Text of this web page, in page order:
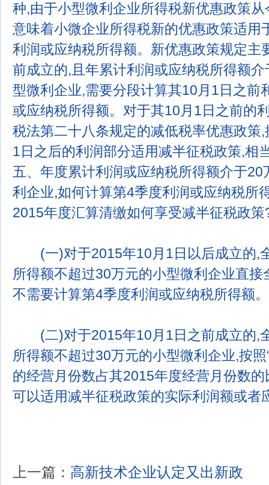
种,由于小型微利企业所得税新优惠政策
意味着小微企业所得税新的优惠政策适用
利润或应纳税所得额。新优惠政策规定主
前成立的,且年累计利润或应纳税所得额
型微利企业,需要分段计算其10月1日之前
或应纳税所得额。对于其10月1日之前的
税法第二十八条规定的减低税率优惠政策
1日之后的利润部分适用减半征税政策,相
五、年度累计利润或应纳税所得额介于
利企业,如何计算第4季度利润或应纳税所
2015年度汇算清缴如何享受减半征税政策
(一)对于2015年10月1日以后成立的,
所得额不超过30万元的小型微利企业直
不需要计算第4季度利润或应纳税所得额。
(二)对于2015年10月1日之前成立的,
所得额不超过30万元的小型微利企业,按
的经营月份数占其2015年度经营月份数
可以适用减半征税政策的实际利润额或
上一篇： 高新技术企业认定又出新政